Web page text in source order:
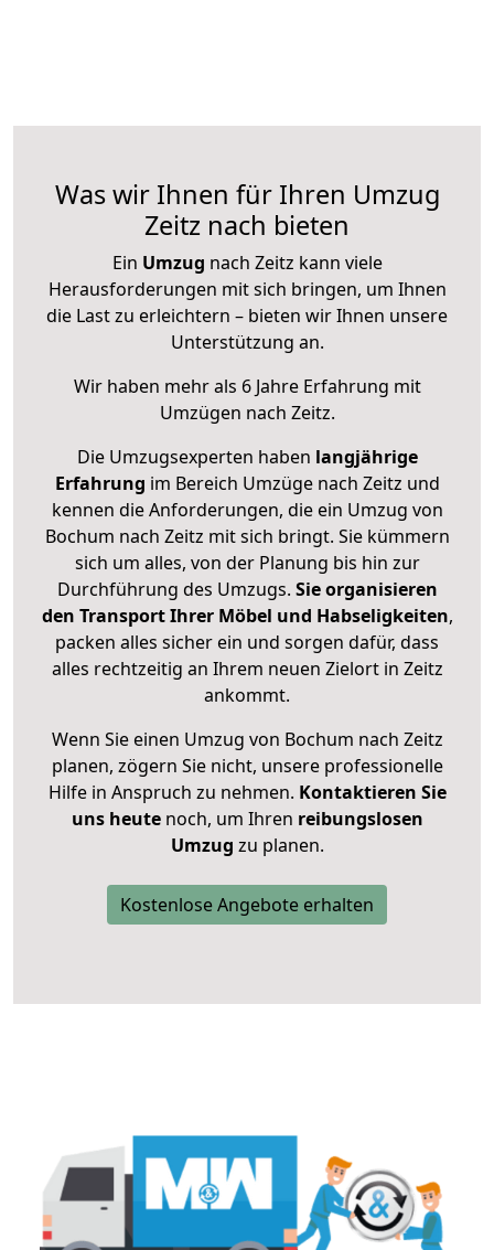
Was wir Ihnen für Ihren Umzug
Zeitz nach bieten
Ein Umzug nach Zeitz kann viele
Herausforderungen mit sich bringen, um Ihnen
die Last zu erleichtern – bieten wir Ihnen unsere
Unterstützung an.
Wir haben mehr als 6 Jahre Erfahrung mit
Umzügen nach Zeitz.
Die Umzugsexperten haben langjährige
Erfahrung im Bereich Umzüge nach Zeitz und
kennen die Anforderungen, die ein Umzug von
Bochum nach Zeitz mit sich bringt. Sie kümmern
sich um alles, von der Planung bis hin zur
Durchführung des Umzugs. Sie organisieren
den Transport Ihrer Möbel und Habseligkeiten,
packen alles sicher ein und sorgen dafür, dass
alles rechtzeitig an Ihrem neuen Zielort in Zeitz
ankommt.
Wenn Sie einen Umzug von Bochum nach Zeitz
planen, zögern Sie nicht, unsere professionelle
Hilfe in Anspruch zu nehmen. Kontaktieren Sie
uns heutenoch, um Ihren reibungslosen
Umzug zu planen.
Kostenlose Angebote erhalten